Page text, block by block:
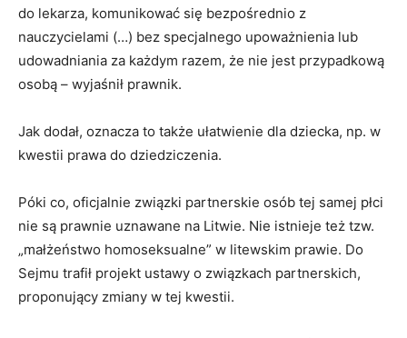
do lekarza, komunikować się bezpośrednio z
nauczycielami (…) bez specjalnego upoważnienia lub
udowadniania za każdym razem, że nie jest przypadkową
osobą – wyjaśnił prawnik.
Jak dodał, oznacza to także ułatwienie dla dziecka, np. w
kwestii prawa do dziedziczenia.
Póki co, oficjalnie związki partnerskie osób tej samej płci
nie są prawnie uznawane na Litwie. Nie istnieje też tzw.
„małżeństwo homoseksualne” w litewskim prawie. Do
Sejmu trafił projekt ustawy o związkach partnerskich,
proponujący zmiany w tej kwestii.